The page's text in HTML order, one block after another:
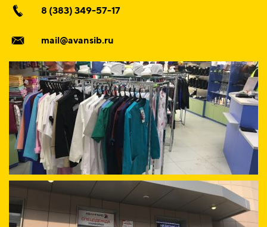
8 (383) 349-57-17
mail@avansib.ru